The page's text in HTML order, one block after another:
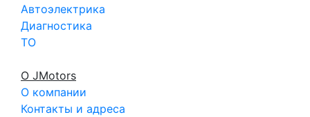
Автоэлектрика
Диагностика
ТО
О JMotors
О компании
Контакты и адреса